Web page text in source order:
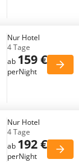
Nur Hotel
4 Tage
ab 159 €
perNight
Nur Hotel
4 Tage
ab 192 €
perNight